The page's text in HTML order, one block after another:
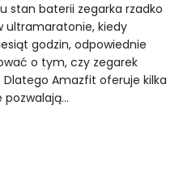
stan baterii zegarka rzadko
ultramaratonie, kiedy
godzin, odpowiednie
o tym, czy zegarek
Dlatego Amazfit oferuje kilka
pozwalają…